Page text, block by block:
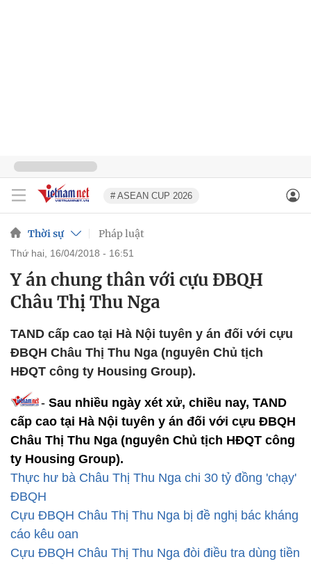
# ASEAN CUP 2026
Thời sự Pháp luật
thứ hai, 16/04/2018 - 16:51
Y án chung thân với cựu ĐBQH
Châu Thị Thu Nga
TAND cấp cao tại Hà Nội tuyên y án đối với cựu
ĐBQH Châu Thị Thu Nga (nguyên Chủ tịch
HĐQT công ty Housing Group).
- Sau nhiều ngày xét xử, chiều nay, TAND
cấp cao tại Hà Nội tuyên y án đối với cựu ĐBQH
Châu Thị Thu Nga (nguyên Chủ tịch HĐQT công
ty Housing Group).
Thực hư bà Châu Thị Thu Nga chi 30 tỷ đồng 'chạy'
ĐBQH
Cựu ĐBQH Châu Thị Thu Nga bị đề nghị bác kháng
cáo kêu oan
Cựu ĐBQH Châu Thị Thu Nga đòi điều tra dùng tiền